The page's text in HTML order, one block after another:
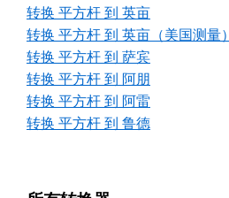
转换 平方杆 到 英亩
转换 平方杆 到 英亩（美国测量）
转换 平方杆 到 萨宾
转换 平方杆 到 阿朋
转换 平方杆 到 阿雷
转换 平方杆 到 鲁德